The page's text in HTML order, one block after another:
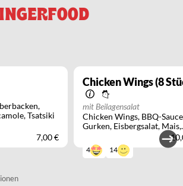
Tsatsiki
7,00 €
Chicken Wings (8
mit Beilagensalat
Chicken Wings BBQ-Sauce
Gurken Eisbergsalat Mais
milde
Peperoni
schwarze Oliven
Zwiebeln
4 14